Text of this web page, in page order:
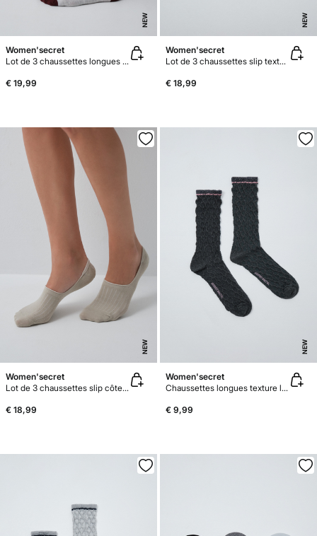
NEW
Women'secret
Lot de 3 chaussettes longues à message imprimé
€ 19,99
NEW
Women'secret
Lot de 3 chaussettes slip texturées marron
€ 18,99
NEW
Women'secret
Lot de 3 chaussettes slip côtelées vertes
€ 18,99
NEW
Women'secret
Chaussettes longues texture lurex grise
€ 9,99